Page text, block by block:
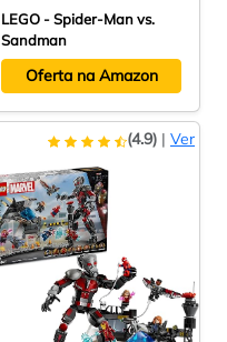
LEGO - Spider-Man vs.
Sandman
Oferta na Amazon
(4.9) | Ver